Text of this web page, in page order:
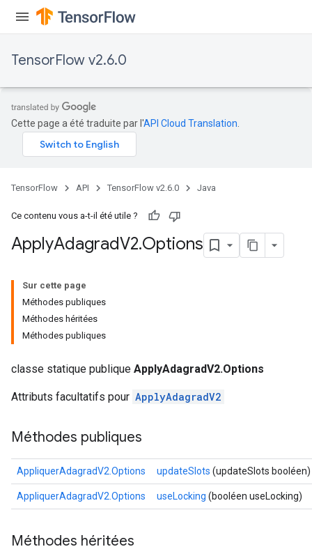
TensorFlow v2.6.0
Cette page a été traduite par l'API Cloud Translation
TensorFlow API TensorFlow v2.6.0 Java
Ce contenu vous a-t-il été utile ?
ApplyAdagradV2.Options
Sur cette page
Méthodes publiques
Méthodes héritées
Méthodes publiques
classe statique publique ApplyAdagradV2.Options
Attributs facultatifs pour ApplyAdagradV2
Méthodes publiques
AppliquerAdagradV2.Options updateSlots (updateSlots booléen)
AppliquerAdagradV2.Options useLocking (booléen useLocking)
Méthodes héritées